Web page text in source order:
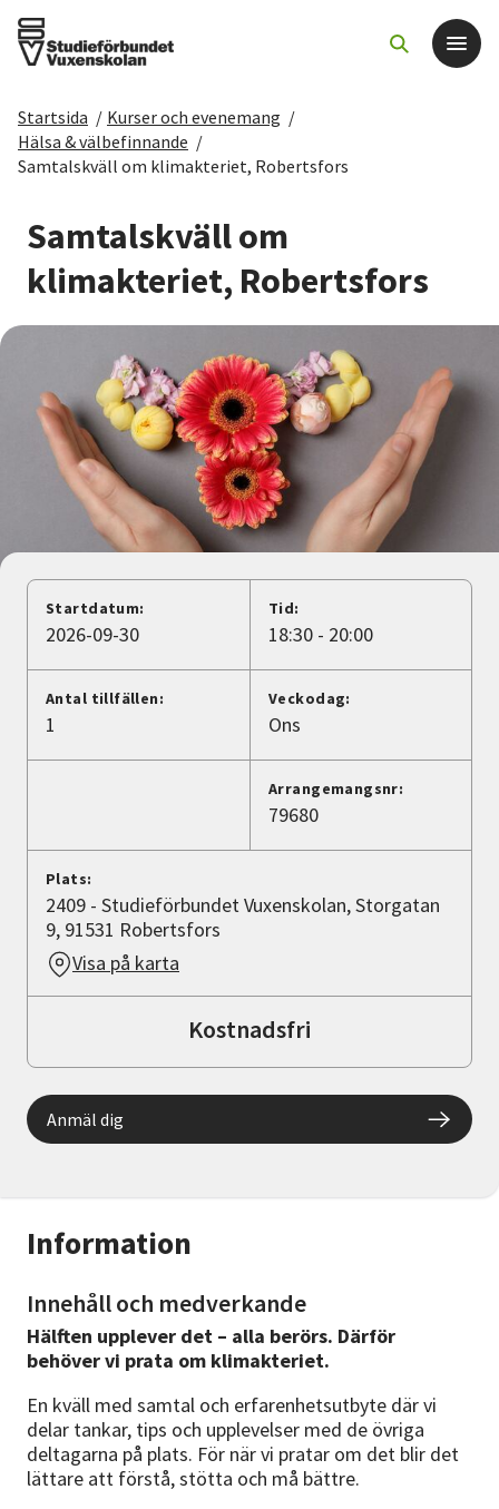
Det här gör vi
Sök kurser och evenemang
Starta studiecirkel
Cirkelledare
Nyheter
Lyssna
Startsida / Kurser och evenemang /
Hälsa & välbefinnande /
Samtalskväll om klimakteriet, Robertsfors
Samtalskväll om
klimakteriet, Robertsfors
Information
Innehåll och medverkande
Hälften upplever det – alla berörs. Därför
behöver vi prata om klimakteriet.
En kväll med samtal och erfarenhetsutbyte där vi
delar tankar, tips och upplevelser med de övriga
deltagarna på plats. För när vi pratar om det blir det
lättare att förstå, stötta och må bättre.
Startdatum:
2026-09-30
Tid:
18:30 - 20:00
Antal tillfällen:
1
Veckodag:
Ons
Arrangemangsnr:
79680
Plats:
2409 - Studieförbundet Vuxenskolan, Storgatan
9, 91531 Robertsfors
Visa på karta
Kostnadsfri
Anmäl dig